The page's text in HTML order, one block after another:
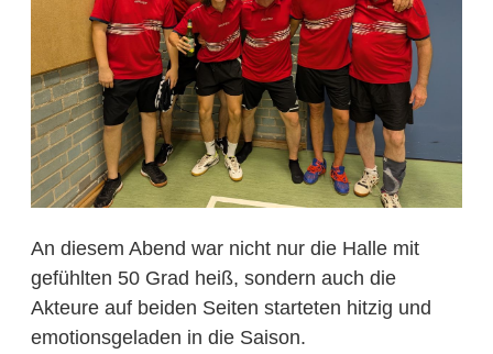
An diesem Abend war nicht nur die Halle mit
gefühlten 50 Grad heiß, sondern auch die
Akteure auf beiden Seiten starteten hitzig und
emotionsgeladen in die Saison.